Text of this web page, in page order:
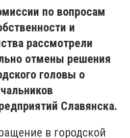
по вопросам
и
рассмотрели
отмены решения
головы о
Славянска.
в городской